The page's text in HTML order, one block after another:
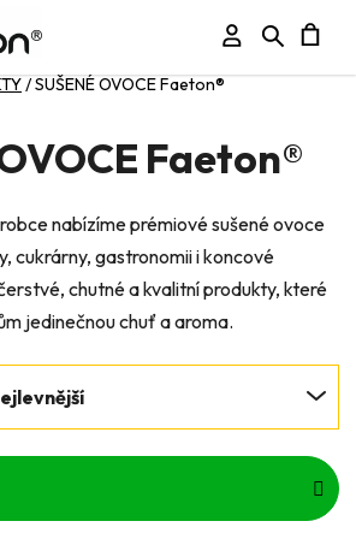
Přihlášení
Hledat
/SUŠENÉ OVOCE Faeton®
Faeton®
nabízíme prémiové sušené ovoce
cukrárny, gastronomii i koncové
chutné a kvalitní produkty, které
jedinečnou chuť a aroma.